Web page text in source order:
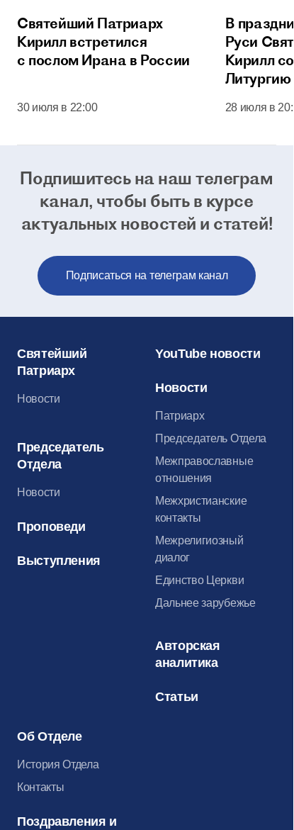
Святейший Патриарх
Кирилл встретился
с послом Ирана в России
30 июля в 22:00
В
Руси
Кирилл
Кремля
28 июля в
Подпишитесь на наш телеграм
канал, чтобы быть в курсе
актуальных новостей и статей!
Подписаться на телеграм канал
Святейший
Патриарх
Новости
Председатель
Отдела
Новости
Проповеди
Выступления
YouTube новости
Новости
Патриарх
Председатель Отдела
Межправославные
отношения
Межхристианские
контакты
Межрелигиозный
диалог
Единство Церкви
Дальнее зарубежье
Авторская
аналитика
Статьи
Об Отделе
История Отдела
Контакты
Поздравления и